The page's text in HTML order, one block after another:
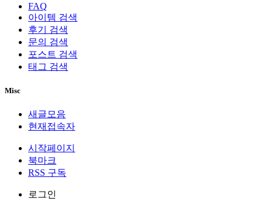
FAQ
아이템 검색
후기 검색
문의 검색
포스트 검색
태그 검색
Misc
새글모음
현재접속자
시작페이지
북마크
RSS 구독
로그인